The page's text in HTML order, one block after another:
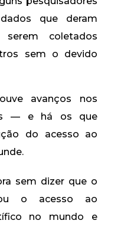
que deram
coletados
sem o devido
avanços nos
— e há os que
do acesso ao
sem dizer que o
o acesso ao
no mundo e